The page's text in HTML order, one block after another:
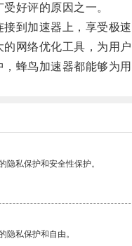
好评的原因之一。
加速器上，享受极速
络优化工具，为用户
鸟加速器都能够为用
隐私保护和安全性保护。
隐私保护和自由。